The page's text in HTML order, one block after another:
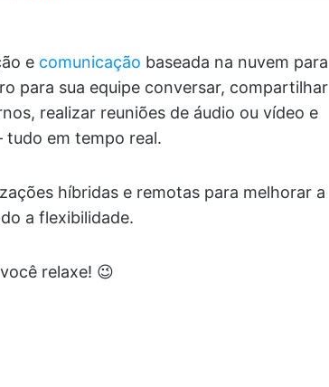
e comunicação baseada na nuvem para
para sua equipe conversar, compartilhar
realizar reuniões de áudio ou vídeo e
em tempo real.
híbridas e remotas para melhorar a
a flexibilidade.
relaxe! 😉